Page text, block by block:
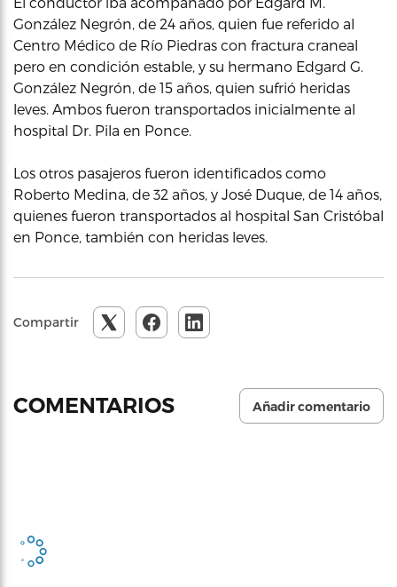
González Negrón, de 24 años, quien fue referido al
Centro Médico de Río Piedras con fractura craneal
pero en condición estable, y su hermano Edgard G.
González Negrón, de 15 años, quien sufrió heridas
leves. Ambos fueron transportados inicialmente al
hospital Dr. Pila en Ponce.
Los otros pasajeros fueron identificados como
Roberto Medina, de 32 años, y José Duque, de 14 años,
quienes fueron transportados al hospital San Cristóbal
en Ponce, también con heridas leves.
Compartir
COMENTARIOS Añadir comentario